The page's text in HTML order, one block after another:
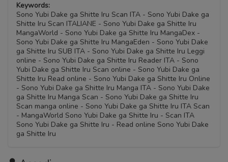
Keywords:
Sono Yubi Dake ga Shitte Iru Scan ITA - Sono Yubi Dake ga
Shitte Iru Scan ITALIANE - Sono Yubi Dake ga Shitte Iru
MangaWorld - Sono Yubi Dake ga Shitte Iru MangaDex -
Sono Yubi Dake ga Shitte Iru MangaEden - Sono Yubi Dake
ga Shitte Iru SUB ITA - Sono Yubi Dake ga Shitte Iru Leggi
online - Sono Yubi Dake ga Shitte Iru Reader ITA - Sono
Yubi Dake ga Shitte Iru Scan online - Sono Yubi Dake ga
Shitte Iru Read online - Sono Yubi Dake ga Shitte Iru Online
- Sono Yubi Dake ga Shitte Iru Manga ITA - Sono Yubi Dake
ga Shitte Iru Manga Scan - Sono Yubi Dake ga Shitte Iru
Scan manga online - Sono Yubi Dake ga Shitte Iru ITA Scan
- MangaWorld Sono Yubi Dake ga Shitte Iru - Scan ITA
Sono Yubi Dake ga Shitte Iru - Read online Sono Yubi Dake
ga Shitte Iru